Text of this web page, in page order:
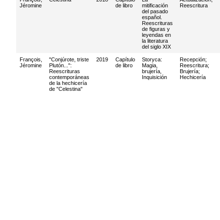
Jéromine
de libro
mitificación
del pasado
español.
Reescrituras
de figuras y
leyendas en
la literatura
del siglo XIX
Reescritura
François,
Jéromine
"Conjúrote, triste
Plutón...":
Reescrituras
contemporáneas
de la hechicería
de "Celestina"
2019
Capítulo
de libro
Storyca:
Magia,
brujería,
Inquisición
Recepción;
Reescritura;
Brujería;
Hechicería